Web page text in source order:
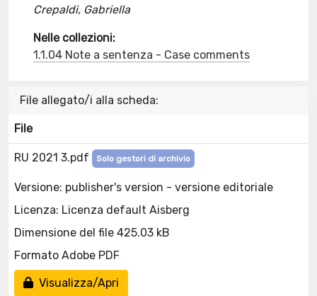
Crepaldi, Gabriella
Nelle collezioni:
1.1.04 Note a sentenza - Case comments
File allegato/i alla scheda:
File
RU 2021 3.pdf Solo gestori di archivio
Versione: publisher's version - versione editoriale
Licenza: Licenza default Aisberg
Dimensione del file 425.03 kB
Formato Adobe PDF
Visualizza/Apri